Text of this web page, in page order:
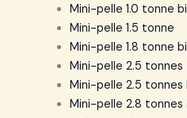
Mini-pelle 1.0 tonne
Mini-pelle 1.5 tonne
Mini-pelle 1.8 tonne
Mini-pelle 2.5 tonnes
Mini-pelle 2.5 tonnes
Mini-pelle 2.8